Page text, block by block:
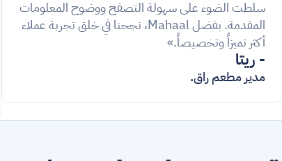
أكثر تميزاً وتخصيصاً.»
- ريتا
مدير مطعم راقٍ.